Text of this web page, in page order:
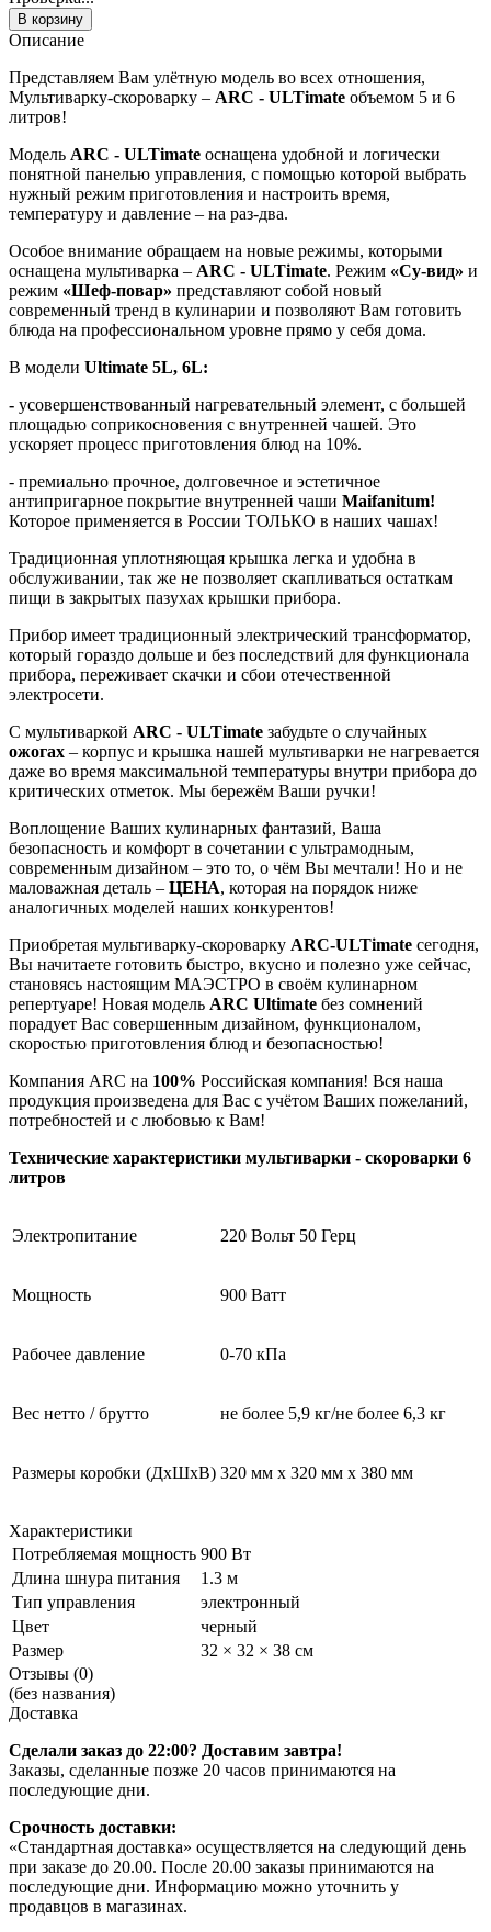
В корзину
Описание
Представляем Вам улётную модель во всех отношения,
Мультиварку-скороварку – ARC - ULTimate объемом 5 и 6
литров!
Модель ARC - ULTimate оснащена удобной и логически
понятной панелью управления, с помощью которой выбрать
нужный режим приготовления и настроить время,
температуру и давление – на раз-два.
Особое внимание обращаем на новые режимы, которыми
оснащена мультиварка – ARC - ULTimate. Режим «Су-вид» и
режим «Шеф-повар» представляют собой новый
современный тренд в кулинарии и позволяют Вам готовить
блюда на профессиональном уровне прямо у себя дома.
В модели Ultimate 5L, 6L:
- усовершенствованный нагревательный элемент, с большей
площадью соприкосновения с внутренней чашей. Это
ускоряет процесс приготовления блюд на 10%.
- премиально прочное, долговечное и эстетичное
антипригарное покрытие внутренней чаши Maifanitum!
Которое применяется в России ТОЛЬКО в наших чашах!
Традиционная уплотняющая крышка легка и удобна в
обслуживании, так же не позволяет скапливаться остаткам
пищи в закрытых пазухах крышки прибора.
Прибор имеет традиционный электрический трансформатор,
который гораздо дольше и без последствий для функционала
прибора, переживает скачки и сбои отечественной
электросети.
С мультиваркой ARC - ULTimate забудьте о случайных
ожогах – корпус и крышка нашей мультиварки не нагревается
даже во время максимальной температуры внутри прибора до
критических отметок. Мы бережём Ваши ручки!
Воплощение Ваших кулинарных фантазий, Ваша
безопасность и комфорт в сочетании с ультрамодным,
современным дизайном – это то, о чём Вы мечтали! Но и не
маловажная деталь – ЦЕНА, которая на порядок ниже
аналогичных моделей наших конкурентов!
Приобретая мультиварку-скороварку ARC-ULTimate сегодня,
Вы начитаете готовить быстро, вкусно и полезно уже сейчас,
становясь настоящим МАЭСТРО в своём кулинарном
репертуаре! Новая модель ARC Ultimate без сомнений
порадует Вас совершенным дизайном, функционалом,
скоростью приготовления блюд и безопасностью!
Компания ARC на 100% Российская компания! Вся наша
продукция произведена для Вас с учётом Ваших пожеланий,
потребностей и с любовью к Вам!
Технические характеристики мультиварки - скороварки 6
литров
Электропитание 220 Вольт 50 Герц
Мощность 900 Ватт
Рабочее давление 0-70 кПа
Вес нетто / брутто не более 5,9 кг/не более 6,3 кг
Размеры коробки (ДхШхВ) 320 мм х 320 мм х 380 мм
Характеристики
Потребляемая мощность 900 Вт
Длина шнура питания
1.3 м
Тип управления
электронный
Цвет
черный
Размер
32 × 32 × 38 см
Отзывы (0)
(без названия)
Доставка
Сделали заказ до 22:00? Доставим завтра!
Заказы, сделанные позже 20 часов принимаются на
последующие дни.
Срочность доставки:
«Стандартная доставка» осуществляется на следующий день
при заказе до 20.00. После 20.00 заказы принимаются на
последующие дни. Информацию можно уточнить у
продавцов в магазинах.